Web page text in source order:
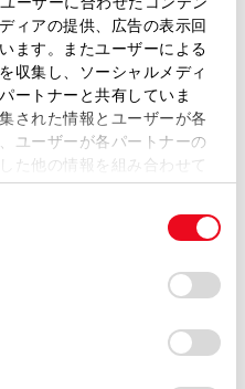
ィアの提供、広告の表示回
ます。またユーザーによる
収集し、ソーシャルメディ
ートナーと共有していま
された情報とユーザーが各
ユーザーが各パートナーの
た他の情報を組み合わせて
ブサイトの使用を続行する
ー)が保存されることに同
クッキー)のオプトアウト、
るにあたっては、当社の
扱いについて
」をご覧くだ